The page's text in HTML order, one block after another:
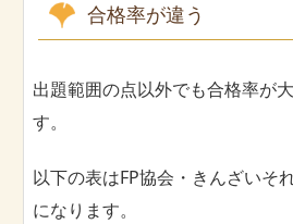
合格率が違う
出題範囲の点以外でも合格率が
す。
以下の表はFP協会・きんざいそ
になります。